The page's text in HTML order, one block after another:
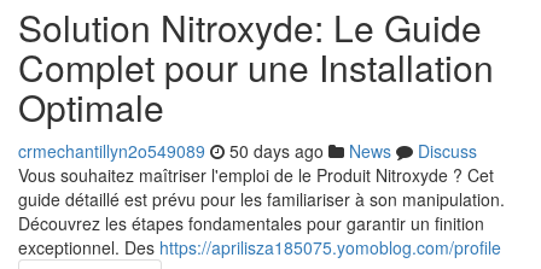
Solution Nitroxyde: Le Guide
Complet pour une Installation
Optimale
crmechantillyn2o549089 50 days ago News
Discuss
Vous souhaitez maîtriser l'emploi de le Produit Nitroxyde ? Cet
guide détaillé est prévu pour les familiariser à son manipulation.
Découvrez les étapes fondamentales pour garantir un finition
exceptionnel. Des https://aprilisza185075.yomoblog.com/profile